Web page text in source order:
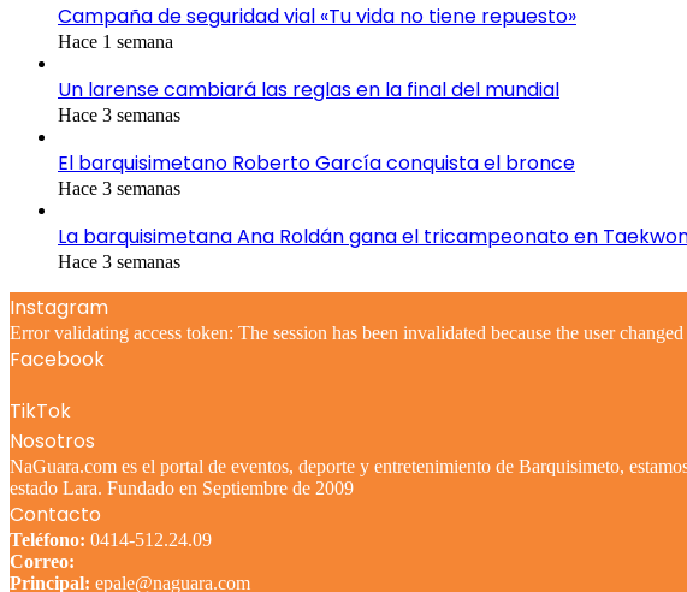
Campaña de seguridad vial «Tu vida no tiene repuesto»
Hace 1 semana
Un larense cambiará las reglas en la final del mundial
Hace 3 semanas
El barquisimetano Roberto García conquista el bronce
Hace 3 semanas
La barquisimetana Ana Roldán gana el tricampeonato en
Hace 3 semanas
Instagram
Error validating access token: The session has been invalidated because the user
Facebook
TikTok
Nosotros
NaGuara.com es el portal de eventos, deporte y entretenimiento de Barquisimeto,
estado Lara. Fundado en Septiembre de 2009
Contacto
Teléfono: 0414-512.24.09
Correo:
Principal: epale@naguara.com